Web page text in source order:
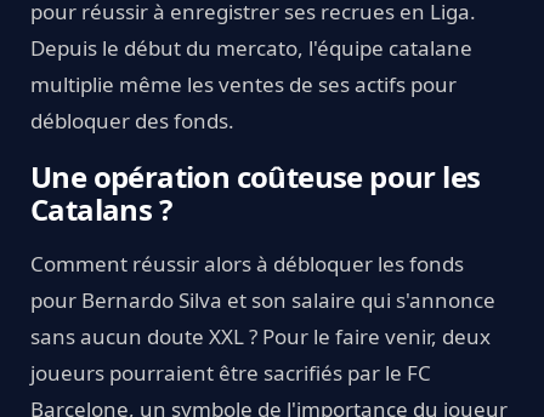
pour réussir à enregistrer ses recrues en Liga.
Depuis le début du mercato, l'équipe catalane
multiplie même les ventes de ses actifs pour
débloquer des fonds.
Une opération coûteuse pour les
Catalans ?
Comment réussir alors à débloquer les fonds
pour Bernardo Silva et son salaire qui s'annonce
sans aucun doute XXL ? Pour le faire venir, deux
joueurs pourraient être sacrifiés par le FC
Barcelone, un symbole de l'importance du joueur